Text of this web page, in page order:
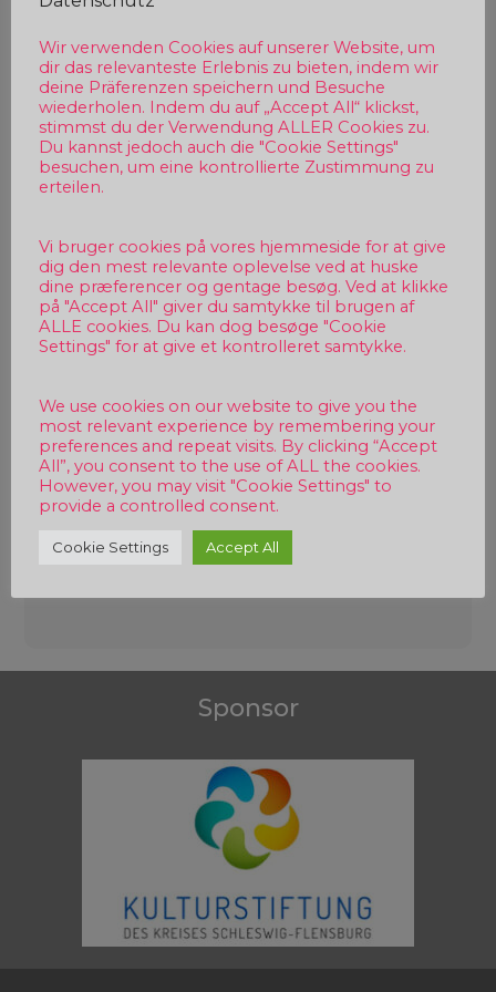
Sponsor
Wir verwenden Cookies auf unserer Website, um
dir das relevanteste Erlebnis zu bieten, indem wir
deine Präferenzen speichern und Besuche
wiederholen. Indem du auf „Accept All“ klickst,
stimmst du der Verwendung ALLER Cookies zu.
Du kannst jedoch auch die "Cookie Settings"
besuchen, um eine kontrollierte Zustimmung zu
erteilen.
Vi bruger cookies på vores hjemmeside for at give
dig den mest relevante oplevelse ved at huske
dine præferencer og gentage besøg. Ved at klikke
på "Accept All" giver du samtykke til brugen af
ALLE cookies. Du kan dog besøge "Cookie
Settings" for at give et kontrolleret samtykke.
We use cookies on our website to give you the
most relevant experience by remembering your
preferences and repeat visits. By clicking “Accept
All”, you consent to the use of ALL the cookies.
However, you may visit "Cookie Settings" to
provide a controlled consent.
Cookie Settings Accept All